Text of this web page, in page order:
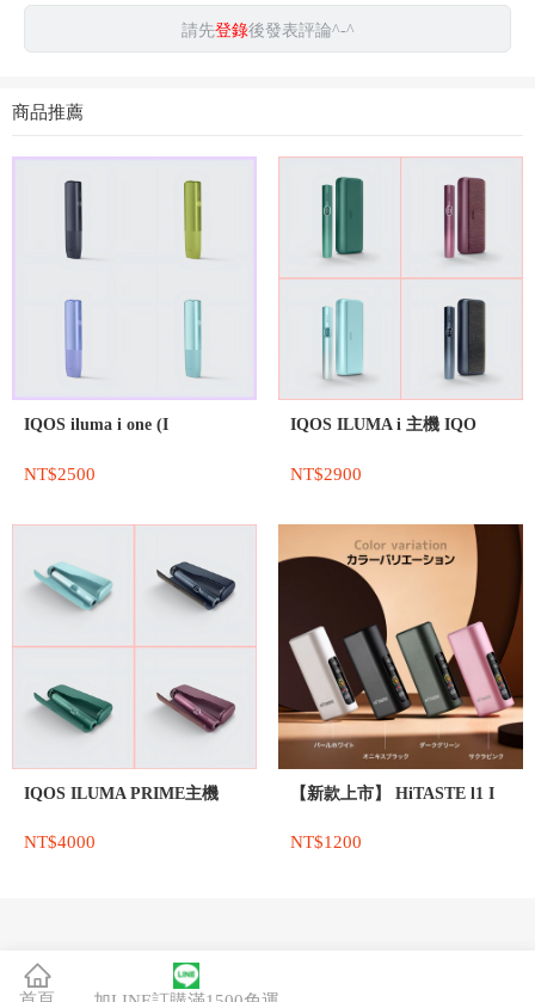
請先登錄後發表評論^-^
商品推薦
IQOS iluma i one (I
NT$2500
IQOS ILUMA i 主機 IQO
NT$2900
IQOS ILUMA PRIME主機
NT$4000
【新款上市】 HiTASTE l1 I
NT$1200